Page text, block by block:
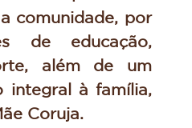
comunidade, por
de educação,
além de um
integral à família,
Coruja.